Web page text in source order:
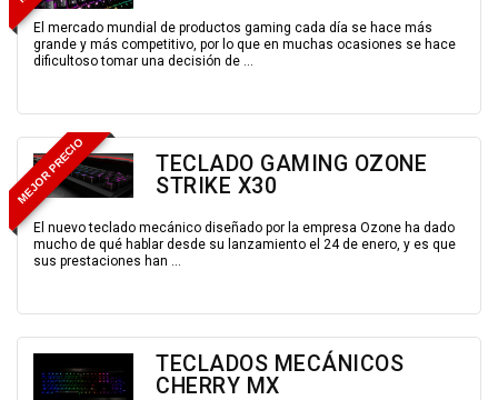
El mercado mundial de productos gaming cada día se hace más
grande y más competitivo, por lo que en muchas ocasiones se hace
dificultoso tomar una decisión de ...
MEJOR PRECIO
TECLADO GAMING OZONE
STRIKE X30
El nuevo teclado mecánico diseñado por la empresa Ozone ha dado
mucho de qué hablar desde su lanzamiento el 24 de enero, y es que
sus prestaciones han ...
TECLADOS MECÁNICOS
CHERRY MX